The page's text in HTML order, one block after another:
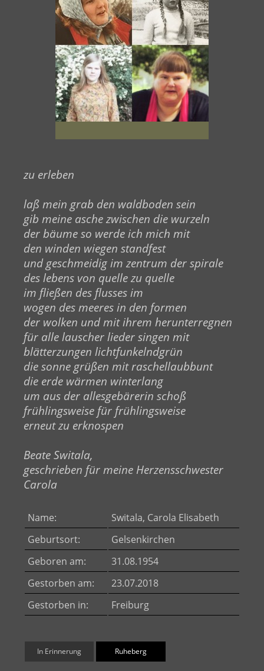
zu erleben
laß mein grab den waldboden sein
gib meine asche zwischen die wurzeln
der bäume so werde ich mich mit
den winden wiegen standfest
und geschmeidig im zentrum der spirale
des lebens von quelle zu quelle
im fließen des flusses im
wogen des meeres in den formen
der wolken und mit ihrem herunterregnen
für alle lauscher lieder singen mit
blätterzungen lichtfunkelndgrün
die sonne grüßen mit raschellaubbunt
die erde wärmen winterlang
um aus der allesgebärerin schoß
frühlingsweise für frühlingsweise
erneut zu erknospen
Beate Switala,
geschrieben für meine Herzensschwester
Carola
Name:
Switala, Carola Elisabeth
Geburtsort:
Gelsenkirchen
Geboren am:
31.08.1954
Gestorben am:
23.07.2018
Gestorben in:
Freiburg
In Erinnerung Ruheberg